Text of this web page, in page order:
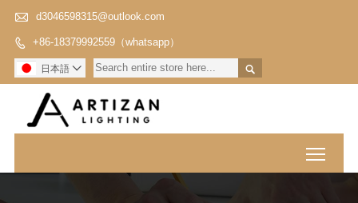
 d3046598315@outlook.com
 +86-18379992559（whatsapp）

日本語 